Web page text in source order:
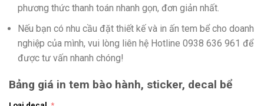
phương thức thanh toán nhanh gọn, đơn giản nhất.
Nếu bạn có nhu cầu đặt thiết kế và in ấn tem bể cho doanh
nghiệp của mình, vui lòng liên hệ Hotline 0938 636 961 để
được tư vấn nhanh chóng!
Bảng giá in tem bào hành, sticker, decal bể